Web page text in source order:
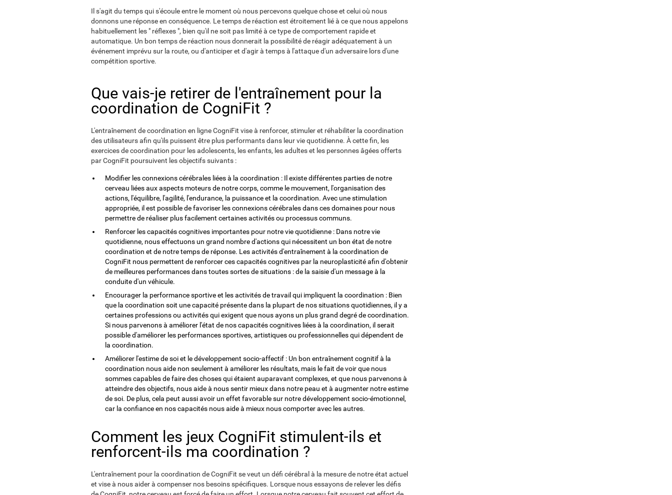
Il s'agit du temps qui s'écoule entre le moment où nous percevons quelque chose et celui où nous
donnons une réponse en conséquence. Le temps de réaction est étroitement lié à ce que nous appelons
habituellement les " réflexes ", bien qu'il ne soit pas limité à ce type de comportement rapide et
automatique. Un bon temps de réaction nous donnerait la possibilité de réagir adéquatement à un
événement imprévu sur la route, ou d'anticiper et d'agir à temps à l'attaque d'un adversaire lors d'une
compétition sportive.
Que vais-je retirer de l'entraînement pour la
coordination de CogniFit ?
L'entraînement de coordination en ligne CogniFit vise à renforcer, stimuler et réhabiliter la coordination
des utilisateurs afin qu'ils puissent être plus performants dans leur vie quotidienne. À cette fin, les
exercices de coordination pour les adolescents, les enfants, les adultes et les personnes âgées offerts
par CogniFit poursuivent les objectifs suivants :
Modifier les connexions cérébrales liées à la coordination : Il existe différentes parties de notre
cerveau liées aux aspects moteurs de notre corps, comme le mouvement, l'organisation des
actions, l'équilibre, l'agilité, l'endurance, la puissance et la coordination. Avec une stimulation
appropriée, il est possible de favoriser les connexions cérébrales dans ces domaines pour nous
permettre de réaliser plus facilement certaines activités ou processus communs.
Renforcer les capacités cognitives importantes pour notre vie quotidienne : Dans notre vie
quotidienne, nous effectuons un grand nombre d'actions qui nécessitent un bon état de notre
coordination et de notre temps de réponse. Les activités d'entraînement à la coordination de
CogniFit nous permettent de renforcer ces capacités cognitives par la neuroplasticité afin d'obtenir
de meilleures performances dans toutes sortes de situations : de la saisie d'un message à la
conduite d'un véhicule.
Encourager la performance sportive et les activités de travail qui impliquent la coordination : Bien
que la coordination soit une capacité présente dans la plupart de nos situations quotidiennes, il y a
certaines professions ou activités qui exigent que nous ayons un plus grand degré de coordination.
Si nous parvenons à améliorer l'état de nos capacités cognitives liées à la coordination, il serait
possible d'améliorer les performances sportives, artistiques ou professionnelles qui dépendent de
la coordination.
Améliorer l'estime de soi et le développement socio-affectif : Un bon entraînement cognitif à la
coordination nous aide non seulement à améliorer les résultats, mais le fait de voir que nous
sommes capables de faire des choses qui étaient auparavant complexes, et que nous parvenons à
atteindre des objectifs, nous aide à nous sentir mieux dans notre peau et à augmenter notre estime
de soi. De plus, cela peut aussi avoir un effet favorable sur notre développement socio-émotionnel,
car la confiance en nos capacités nous aide à mieux nous comporter avec les autres.
Comment les jeux CogniFit stimulent-ils et
renforcent-ils ma coordination ?
L'entraînement pour la coordination de CogniFit se veut un défi cérébral à la mesure de notre état actuel
et vise à nous aider à compenser nos besoins spécifiques. Lorsque nous essayons de relever les défis